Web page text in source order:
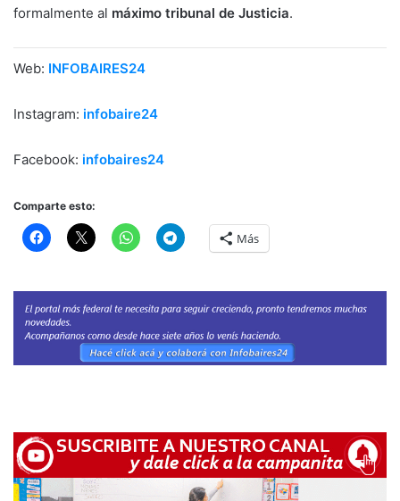
formalmente al máximo tribunal de Justicia.
Web: INFOBAIRES24
Instagram: infobaire24
Facebook: infobaires24
Comparte esto:
Más